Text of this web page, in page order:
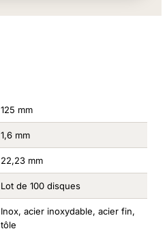
125 mm
1,6 mm
22,23 mm
Lot de 100 disques
Inox, acier inoxydable, acier fin,
tôle